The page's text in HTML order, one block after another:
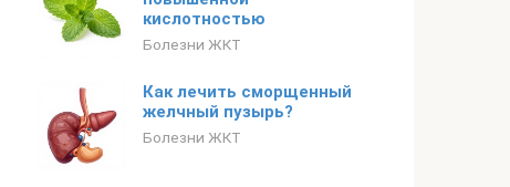
кислотностью
Болезни ЖКТ
Как лечить сморщенный
желчный пузырь?
Болезни ЖКТ